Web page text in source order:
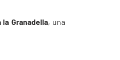
Granadella, una